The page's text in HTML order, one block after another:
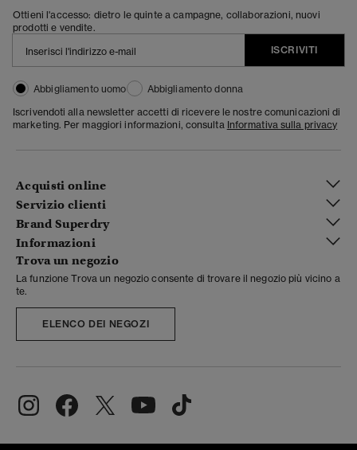
Ottieni l'accesso: dietro le quinte a campagne, collaborazioni, nuovi
prodotti e vendite.
ISCRIVITI
Abbigliamento uomo
Abbigliamento donna
Iscrivendoti alla newsletter accetti di ricevere le nostre comunicazioni di
marketing. Per maggiori informazioni, consulta Informativa sulla privacy
Acquisti online
Servizio clienti
Brand Superdry
Informazioni
Trova un negozio
La funzione Trova un negozio consente di trovare il negozio più vicino a
te.
ELENCO DEI NEGOZI